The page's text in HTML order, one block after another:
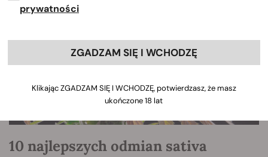
10 najlepszych odmian sativa
prywatności
ZGADZAM SIĘ I WCHODZĘ
Klikając ZGADZAM SIĘ I WCHODZĘ, potwierdzasz, że masz
ukończone 18 lat